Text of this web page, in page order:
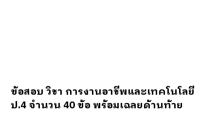
ข้อสอบ วิชา การงานอาชีพและเทคโนโลยี
ป.4 จำนวน 40 ข้อ พร้อมเฉลยด้านท้าย